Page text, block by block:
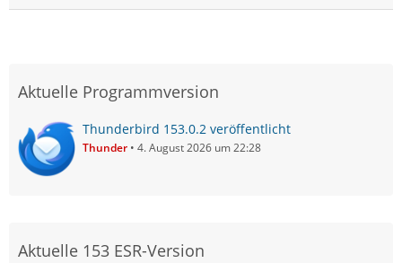
Aktuelle Programmversion
Thunderbird 153.0.2 veröffentlicht
Thunder 4. August 2026 um 22:28
Aktuelle 153 ESR-Version